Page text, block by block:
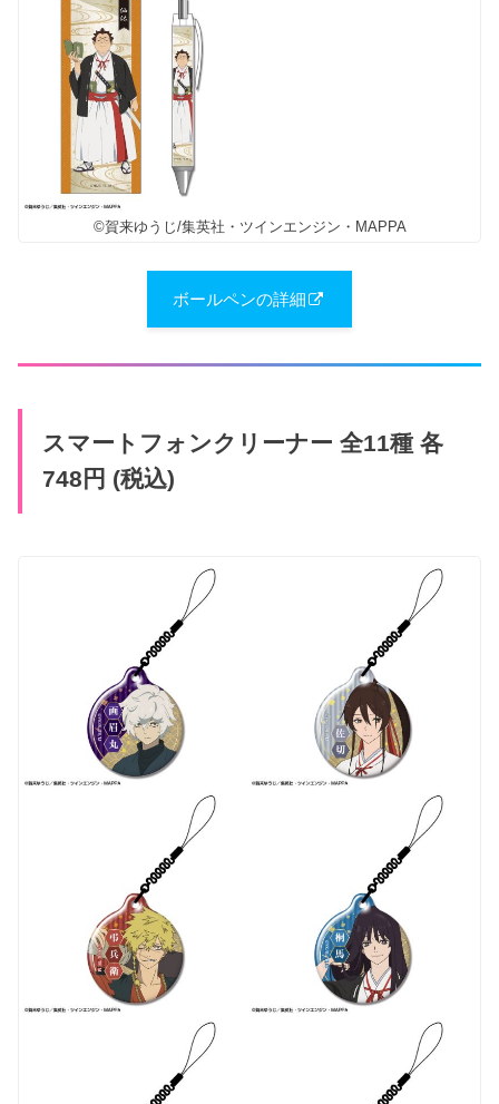
©賀来ゆうじ/集英社・ツインエンジン・MAPPA
ボールペンの詳細
スマートフォンクリーナー 全11種 各
748円 (税込)